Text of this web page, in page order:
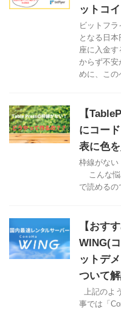
ットコ
ビットフ
となる日
座に入金
からず不安
めに、この
【
にコー
表に色
枠線がな
こんな悩
で読めるの
【おす
WING(
ットデ
ついて
上記のよ
事では「